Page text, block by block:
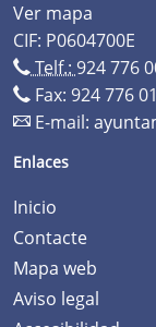
Ver mapa
CIF: P0604700E
Telf.: 924 776
Fax: 924 776
E-mail:
Enlaces
Inicio
Contacte
Mapa web
Aviso legal